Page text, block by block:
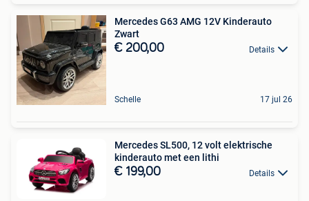
Mercedes G63 AMG 12V Kinderauto
Zwart
€ 200,00 Details
Schelle 17 jul 26
Mercedes SL500, 12 volt elektrische
kinderauto met een lithi
€ 199,00 Details